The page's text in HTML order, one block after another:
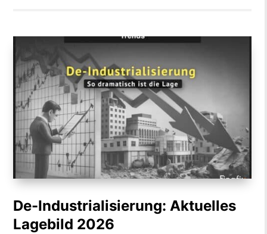
De-Industrialisierung: Aktuelles
Lagebild 2026